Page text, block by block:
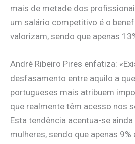
mais de metade dos
um salário competitivo é o
valorizam, sendo que apenas
André Ribeiro Pires enfatiza:
desfasamento entre aquilo a
portugueses mais atribuem
que realmente têm acesso nos
Esta tendência acentua-se
mulheres, sendo que apenas